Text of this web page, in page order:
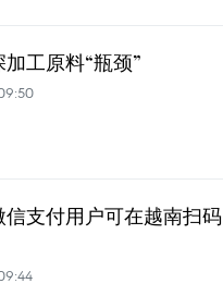
工原料“瓶颈”
信支付用户可在越南扫码